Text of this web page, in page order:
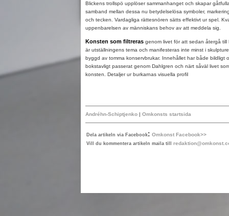
Blickens trollspö upplöser sammanhanget och skapar
samband mellan dessa nu betydelselösa symboler,
och tecken. Vardagliga rättesnören sätts effektivt ur spel.
uppenbarelsen av människans behov av att meddela sig.
Konsten som filtrerasgenom livet för att sedan återgå till
är utställningens tema och manifesteras inte minst i
byggd av tomma konservbrukar. Innehållet har både bildligt
bokstavligt passerat genom Dahlgren och närt såväl livet
konsten. Detaljer ur burkarnas visuella profil
Andréhn-Schiptjenko| Omkonsts startsida
Dela artikeln via Facebook: Omkonst Facebook>>
Vill du kommentera artikeln maila till